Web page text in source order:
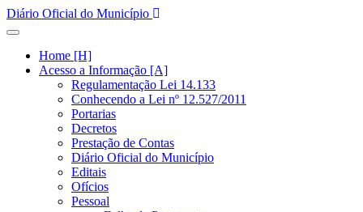
Diário Oficial do Município
Home [H]
Acesso a Informação [A]
Regulamentação Lei 14.133
Conhecendo a Lei nº 12.527/2011
Portarias
Decretos
Prestação de Contas
Diário Oficial do Município
Editais
Ofícios
Pessoal